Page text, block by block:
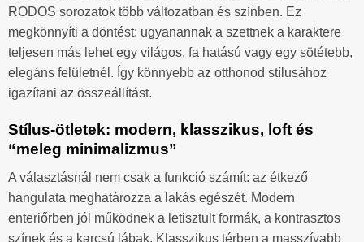
RODOS sorozatok több változatban és színben. Ez
megkönnyíti a döntést: ugyanannak a szettnek a karaktere
teljesen más lehet egy világos, fa hatású vagy egy sötétebb,
elegáns felületnél. Így könnyebb az otthonod stílusához
igazítani az összeállítást.
Stílus-ötletek: modern, klasszikus, loft és
“meleg minimalizmus”
A választásnál nem csak a funkció számít: az étkező
hangulata meghatározza a lakás egészét. Modern
enteriőrben jól működnek a letisztult formák, a kontrasztos
színek és a karcsú lábak. Klasszikus térben a masszívabb